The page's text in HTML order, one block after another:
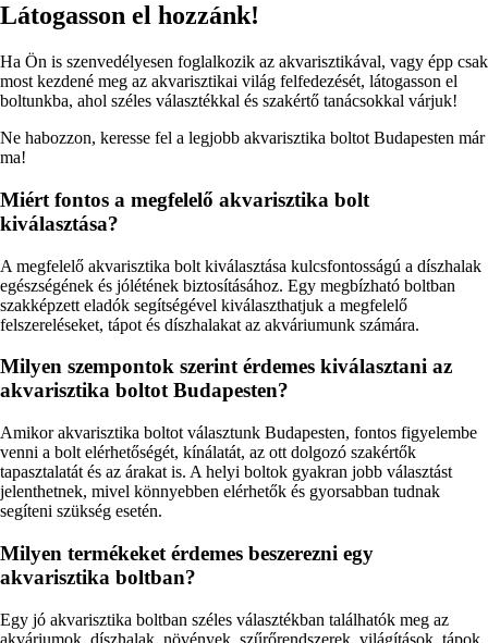
Látogasson el hozzánk!
Ha Ön is szenvedélyesen foglalkozik az akvarisztikával, vagy épp csak
most kezdené meg az akvarisztikai világ felfedezését, látogasson el
boltunkba, ahol széles választékkal és szakértő tanácsokkal várjuk!
Ne habozzon, keresse fel a legjobb akvarisztika boltot Budapesten már
ma!
Miért fontos a megfelelő akvarisztika bolt
kiválasztása?
A megfelelő akvarisztika bolt kiválasztása kulcsfontosságú a díszhalak
egészségének és jólétének biztosításához. Egy megbízható boltban
szakképzett eladók segítségével kiválaszthatjuk a megfelelő
felszereléseket, tápot és díszhalakat az akváriumunk számára.
Milyen szempontok szerint érdemes kiválasztani az
akvarisztika boltot Budapesten?
Amikor akvarisztika boltot választunk Budapesten, fontos figyelembe
venni a bolt elérhetőségét, kínálatát, az ott dolgozó szakértők
tapasztalatát és az árakat is. A helyi boltok gyakran jobb választást
jelenthetnek, mivel könnyebben elérhetők és gyorsabban tudnak
segíteni szükség esetén.
Milyen termékeket érdemes beszerezni egy
akvarisztika boltban?
Egy jó akvarisztika boltban széles választékban találhatók meg az
akváriumok, díszhalak, növények, szűrőrendszerek, világítások, tápok